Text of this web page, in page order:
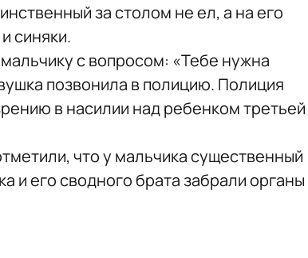
за столом не ел, а на его
синяки.
с вопросом: «Тебе нужна
позвонила в полицию. Полиция
в насилии над ребенком третьей
что у мальчика существенный
и его сводного брата забрали органы